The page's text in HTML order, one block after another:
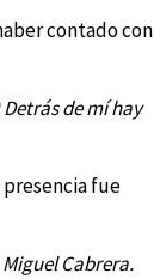
contado con
de mí hay
fue
Cabrera.